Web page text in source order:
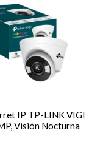
IP TP-LINK VIGI
Visión Nocturna